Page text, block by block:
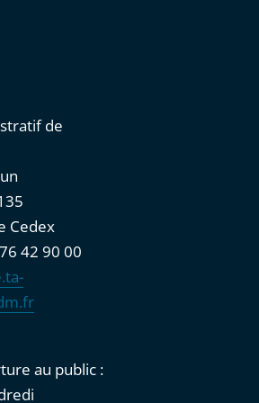
de
Cedex
42 90 00
au public :